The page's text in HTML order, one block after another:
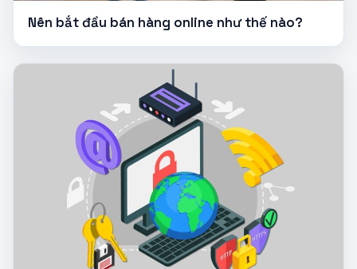
Nên bắt đầu bán hàng online như thế nào?